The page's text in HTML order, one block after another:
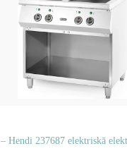
Hendi 237687 elektriskā